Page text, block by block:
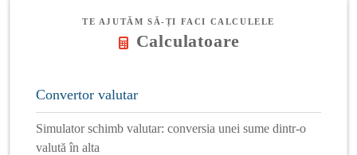
TE AJUTĂM SĂ-ȚI FACI CALCULELE
Calculatoare
Convertor valutar
Simulator schimb valutar: conversia unei sume dintr-o
valută în alta